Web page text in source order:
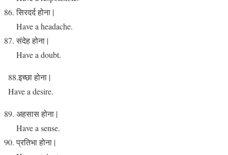
सिरदर्द होना |
Have a headache.
संदेह होना |
Have a doubt.
88.इच्छा होना |
Have a desire.
अहसास होना |
Have a sense.
प्रतिभा होना |